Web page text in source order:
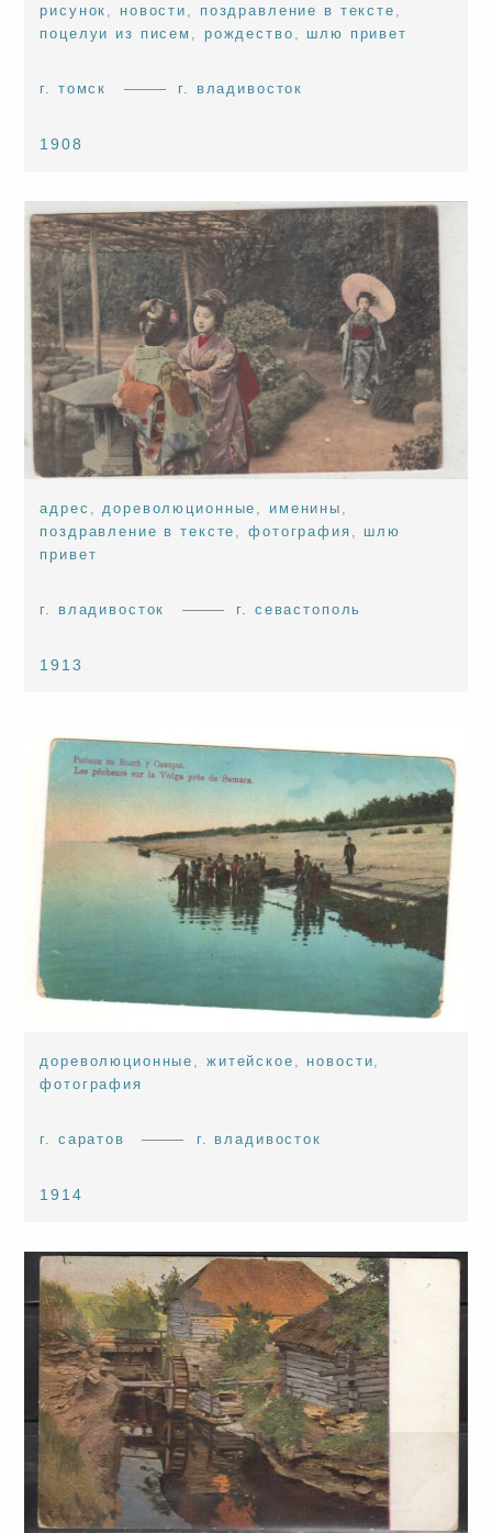
рисунок
новости поздравление в тексте
поцелуи из писем
рождество шлю привет
г. томск г. владивосток
1908
адрес ,дореволюционные , именины ,
поздравление в тексте ,фотография , шлю
привет
г. владивосток г. севастополь
1913
дореволюционные житейское новости
фотография
г. саратов г. владивосток
1914